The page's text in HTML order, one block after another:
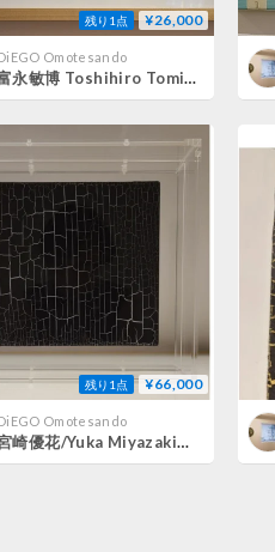
残り1点 ¥26,000
Omotesando
富永敏博 Toshihiro Tominaga / 見えていないもの 1
残り1点 ¥66,000
Omotesando
宮崎優花/Yuka Miyazaki Cracked ashes painting/s 2022